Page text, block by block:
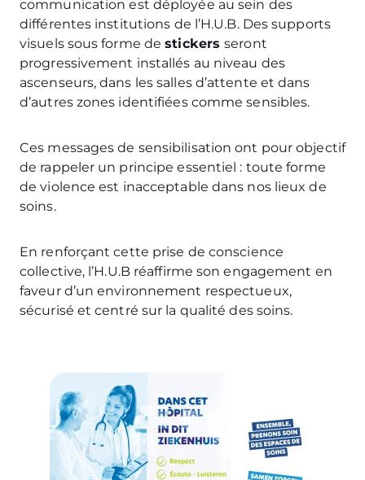
communication est déployée au sein des
différentes institutions de l’H.U.B. Des supports
visuels sous forme destickersseront
progressivement installés au niveau des
ascenseurs, dans les salles d’attente et dans
d’autres zones identifiées comme sensibles.
Ces messages de sensibilisation ont pour objectif
de rappeler un principe essentiel : toute forme
de violence est inacceptable dans nos lieux de
soins.
En renforçant cette prise de conscience
collective, l’H.U.B réaffirme son engagement en
faveur d’un environnement respectueux,
sécurisé et centré sur la qualité des soins.